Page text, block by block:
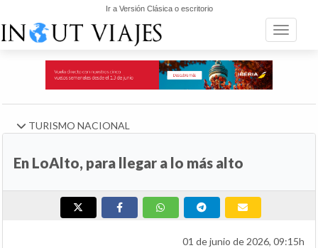
Ir a Versión Clásica o escritorio
Toggle
TURISMO NACIONAL
En LoAlto, para llegar a lo más alto
01 de junio de 2026, 09:15h